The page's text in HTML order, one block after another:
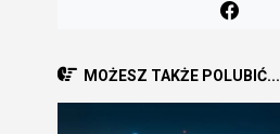
MOŻESZ TAKŻE POLUBIĆ...